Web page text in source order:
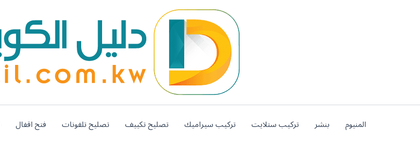
المنيوم بنشر تركيب ستلايت تركيب سيراميك تصليح تكييف تصليح تلفونات فتح اقفال